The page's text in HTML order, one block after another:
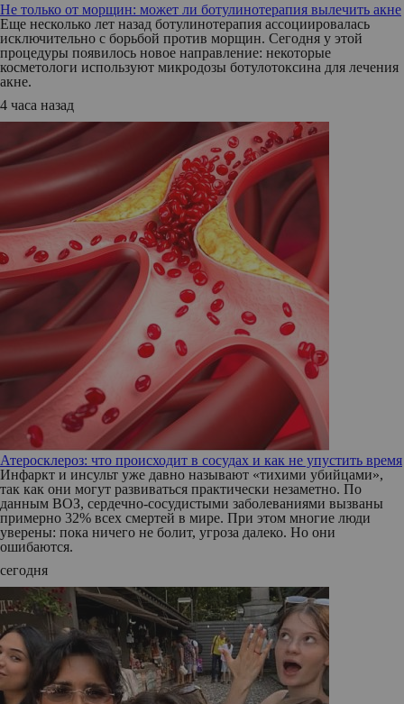
Не только от морщин: может ли ботулинотерапия вылечить акне
Еще несколько лет назад ботулинотерапия ассоциировалась
исключительно с борьбой против морщин. Сегодня у этой
процедуры появилось новое направление: некоторые
косметологи используют микродозы ботулотоксина для лечения
акне.
4 часа назад
Атеросклероз: что происходит в сосудах и как не упустить время
Инфаркт и инсульт уже давно называют «тихими убийцами»,
так как они могут развиваться практически незаметно. По
данным ВОЗ, сердечно-сосудистыми заболеваниями вызваны
примерно 32% всех смертей в мире. При этом многие люди
уверены: пока ничего не болит, угроза далеко. Но они
ошибаются.
сегодня